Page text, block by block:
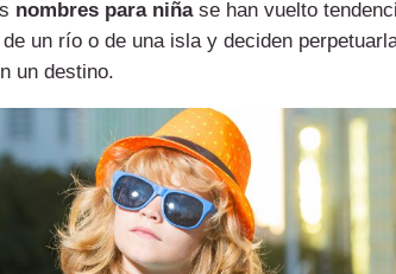
nombres para niñase han vuelto
un río o de una isla y deciden
un destino.